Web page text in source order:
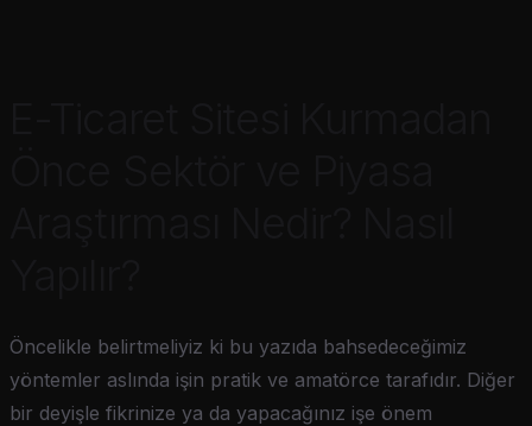
Öncelikle belirtmeliyiz ki bu yazıda bahsedeceğimiz
yöntemler aslında işin pratik ve amatörce tarafıdır. Diğer
bir deyişle fikrinize ya da yapacağınız işe önem